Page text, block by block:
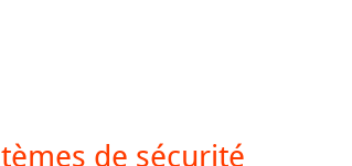
de sécurité